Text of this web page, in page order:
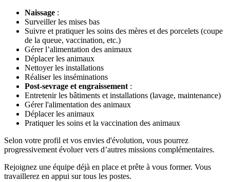
Naissage :
Surveiller les mises bas
Suivre et pratiquer les soins des mères et des porcelets (coupe
de la queue, vaccination, etc.)
Gérer l’alimentation des animaux
Déplacer les animaux
Nettoyer les installations
Réaliser les inséminations
Post-sevrage et engraissement :
Entretenir les bâtiments et installations (lavage, maintenance)
Gérer l'alimentation des animaux
Déplacer les animaux
Pratiquer les soins et la vaccination des animaux
Selon votre profil et vos envies d'évolution, vous pourrez
progressivement évoluer vers d’autres missions complémentaires.
Rejoignez une équipe déjà en place et prête à vous former. Vous
travaillerez en appui sur tous les postes.